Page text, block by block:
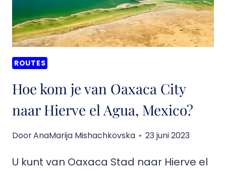
NAAR
PALENQUE,
MEXICO?
ROUTES
Hoe kom je van Oaxaca City
naar Hierve el Agua, Mexico?
DoorAnaMarija Mishachkovska 23 juni 2023
U kunt van Oaxaca Stad naar Hierve el